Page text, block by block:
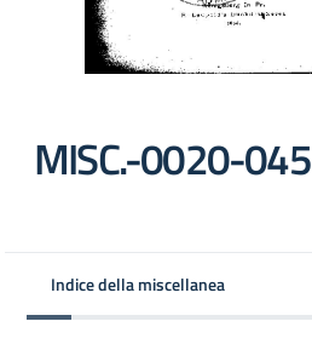
MISC.-0020-045
Indice della miscellanea